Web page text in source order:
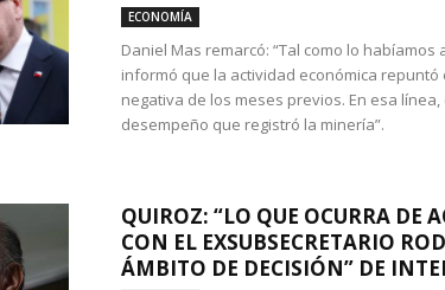
ECONOMÍA
Daniel Mas remarcó: “Tal como lo habíamos
informó que la actividad económica
negativa de los meses previos. En esa
desempeño que registró la minería”.
QUIROZ: “LO QUE OCURRA DE
CON EL EXSUBSECRETARIO
ÁMBITO DE DECISIÓN” DE